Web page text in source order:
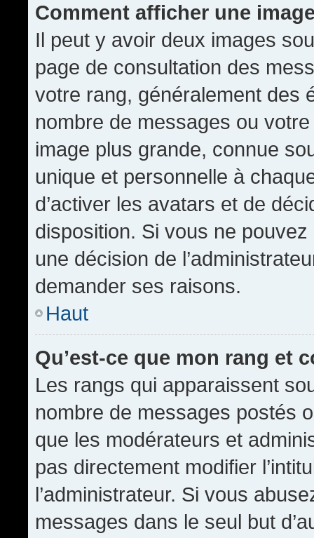
Comment afficher une
Il peut y avoir deux images
page de consultation des
votre rang, généralement des
nombre de messages ou
image plus grande, connue
unique et personnelle à
d’activer les avatars et de
disposition. Si vous ne pouvez
une décision de
demander ses raisons.
Haut
Qu’est-ce que mon rang et
Les rangs qui apparaissent
nombre de messages postés
que les modérateurs et
pas directement modifier
l’administrateur. Si vous
messages dans le seul but